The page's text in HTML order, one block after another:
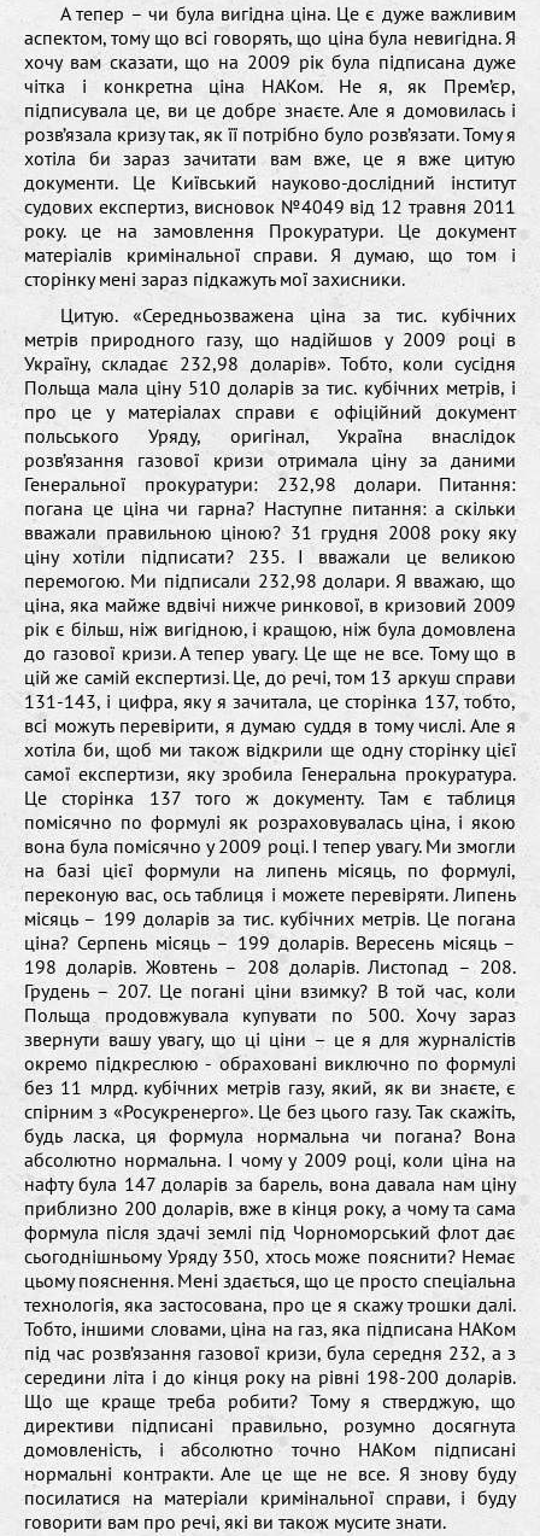
А тепер – чи була вигідна ціна. Це є дуже важливим
аспектом, тому що всі говорять, що ціна була невигідна. Я
хочу вам сказати, що на 2009 рік була підписана дуже
чітка і конкретна ціна НАКом. Не я, як Прем’єр,
підписувала це, ви це добре знаєте. Але я домовилась і
розв’язала кризу так, як її потрібно було розв’язати. Тому я
хотіла би зараз зачитати вам вже, це я вже цитую
документи. Це Київський науково-дослідний інститут
судових експертиз, висновок №4049 від 12 травня 2011
року. це на замовлення Прокуратури. Це документ
матеріалів кримінальної справи. Я думаю, що том і
сторінку мені зараз підкажуть мої захисники.
Цитую. «Середньозважена ціна за тис. кубічних
метрів природного газу, що надійшов у 2009 році в
Україну, складає 232,98 доларів». Тобто, коли сусідня
Польща мала ціну 510 доларів за тис. кубічних метрів, і
про це у матеріалах справи є офіційний документ
польського Уряду, оригінал, Україна внаслідок
розв’язання газової кризи отримала ціну за даними
Генеральної прокуратури: 232,98 долари. Питання:
погана це ціна чи гарна? Наступне питання: а скільки
вважали правильною ціною? 31 грудня 2008 року яку
ціну хотіли підписати? 235. І вважали це великою
перемогою. Ми підписали 232,98 долари. Я вважаю, що
ціна, яка майже вдвічі нижче ринкової, в кризовий 2009
рік є більш, ніж вигідною, і кращою, ніж була домовлена
до газової кризи. А тепер увагу. Це ще не все. Тому що в
цій же самій експертизі. Це, до речі, том 13 аркуш справи
131-143, і цифра, яку я зачитала, це сторінка 137, тобто,
всі можуть перевірити, я думаю суддя в тому числі. Але я
хотіла би, щоб ми також відкрили ще одну сторінку цієї
самої експертизи, яку зробила Генеральна прокуратура.
Це сторінка 137 того ж документу. Там є таблиця
помісячно по формулі як розраховувалась ціна, і якою
вона була помісячно у 2009 році. І тепер увагу. Ми змогли
на базі цієї формули на липень місяць, по формулі,
переконую вас, ось таблиця і можете перевіряти. Липень
місяць – 199 доларів за тис. кубічних метрів. Це погана
ціна? Серпень місяць – 199 доларів. Вересень місяць –
198 доларів. Жовтень – 208 доларів. Листопад – 208.
Грудень – 207. Це погані ціни взимку? В той час, коли
Польща продовжувала купувати по 500. Хочу зараз
звернути вашу увагу, що ці ціни – це я для журналістів
окремо підкреслюю - обраховані виключно по формулі
без 11 млрд. кубічних метрів газу, який, як ви знаєте, є
спірним з «Росукренерго». Це без цього газу. Так скажіть,
будь ласка, ця формула нормальна чи погана? Вона
абсолютно нормальна. І чому у 2009 році, коли ціна на
нафту була 147 доларів за барель, вона давала нам ціну
приблизно 200 доларів, вже в кінця року, а чому та сама
формула після здачі землі під Чорноморський флот дає
сьогоднішньому Уряду 350, хтось може пояснити? Немає
цьому пояснення. Мені здається, що це просто спеціальна
технологія, яка застосована, про це я скажу трошки далі.
Тобто, іншими словами, ціна на газ, яка підписана НАКом
під час розв’язання газової кризи, була середня 232, а з
середини літа і до кінця року на рівні 198-200 доларів.
Що ще краще треба робити? Тому я стверджую, що
директиви підписані правильно, розумно досягнута
домовленість, і абсолютно точно НАКом підписані
нормальні контракти. Але це ще не все. Я знову буду
посилатися на матеріали кримінальної справи, і буду
говорити вам про речі, які ви також мусите знати.